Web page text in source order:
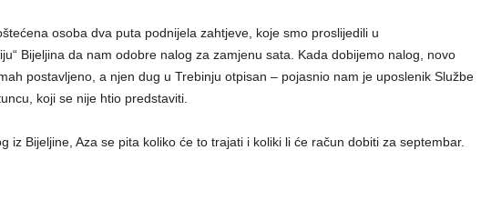
osoba dva puta podnijela zahtjeve, koje smo proslijedili u
Bijeljina da nam odobre nalog za zamjenu sata. Kada dobijemo nalog, novo
postavljeno, a njen dug u Trebinju otpisan – pojasnio nam je uposlenik Službe
koji se nije htio predstaviti.
iz Bijeljine, Aza se pita koliko će to trajati i koliki li će račun dobiti za septembar.